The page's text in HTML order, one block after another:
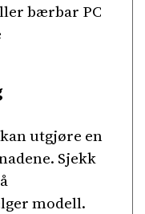
bærbar PC
utgjøre en
Sjekk
modell.